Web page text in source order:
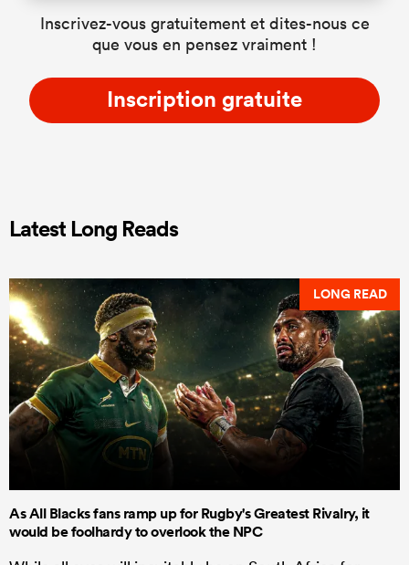
Inscrivez-vous gratuitement et dites-nous ce
que vous en pensez vraiment !
Inscription gratuite
Latest Long Reads
LONG READ
As All Blacks fans ramp up for Rugby's Greatest Rivalry, it
would be foolhardy to overlook the NPC